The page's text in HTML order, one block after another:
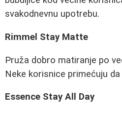
svakodnevnu upotrebu.
Rimmel Stay Matte
Pruža dobro matiranje po
Neke korisnice primećuju
Essence Stay All Day